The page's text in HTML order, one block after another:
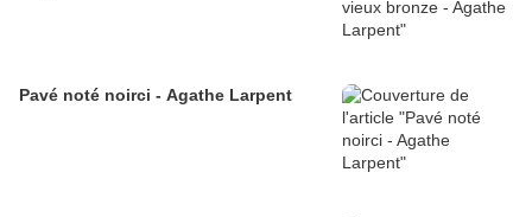
Pavé noté noirci - Agathe Larpent